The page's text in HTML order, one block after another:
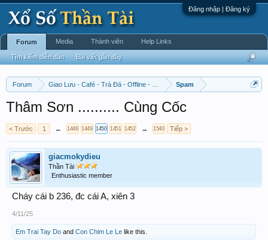
Đăng nhập | Đăng ký
Forum Giao Lưu - Café - Trà Đá - Offline - Tỉnh Tò Hihi!
Spam
Thâm Sơn .......... Cùng Cốc
< Trước 1 ← 1448 1449 1450 1451 1452 → 1540 Tiếp >
giacmokydieu
Thần Tài
Enthusiastic member
Cháy cái b 236, đc cái A, xiên 3
4/11/25
Em Trai Tay Do and Con Chim Le Le like this.
Forum
Tìm kiếm diễn đàn Bài viết gần đây
Media Thành viên Help Links